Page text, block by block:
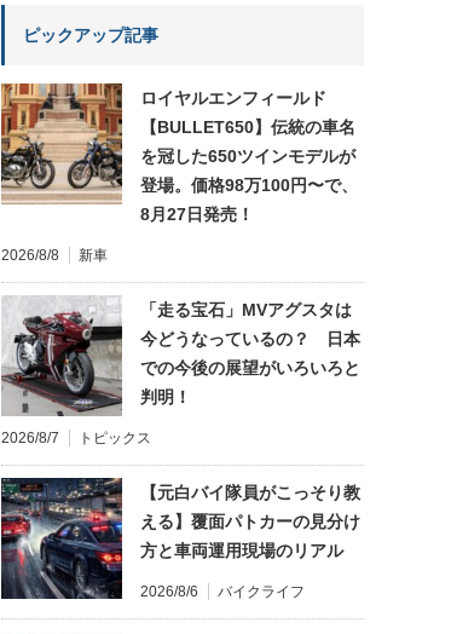
ピックアップ記事
ロイヤルエンフィールド
【BULLET650】伝統の車名
を冠した650ツインモデルが
登場。価格98万100円〜で、
8月27日発売！
2026/8/8 新車
「走る宝石」MVアグスタは
今どうなっているの？ 日本
での今後の展望がいろいろと
判明！
2026/8/7 トピックス
【元白バイ隊員がこっそり教
える】覆面パトカーの見分け
方と車両運用現場のリアル
2026/8/6 バイクライフ